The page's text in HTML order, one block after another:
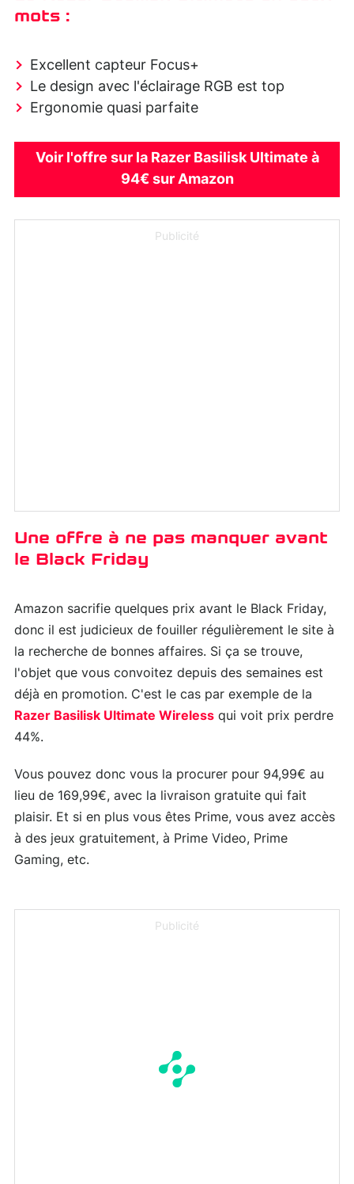
mots :
Excellent capteur Focus+
Le design avec l'éclairage RGB est top
Ergonomie quasi parfaite
Voir l'offre sur la Razer Basilisk Ultimate à
94€ sur Amazon
Publicité
Une offre à ne pas manquer avant
le Black Friday
Amazon sacrifie quelques prix avant le Black Friday,
donc il est judicieux de fouiller régulièrement le site à
la recherche de bonnes affaires. Si ça se trouve,
l'objet que vous convoitez depuis des semaines est
déjà en promotion. C'est le cas par exemple de la
Razer Basilisk Ultimate Wireless qui voit prix perdre
44%.
Vous pouvez donc vous la procurer pour 94,99€ au
lieu de 169,99€, avec la livraison gratuite qui fait
plaisir. Et si en plus vous êtes Prime, vous avez accès
à des jeux gratuitement, à Prime Video, Prime
Gaming, etc.
Publicité